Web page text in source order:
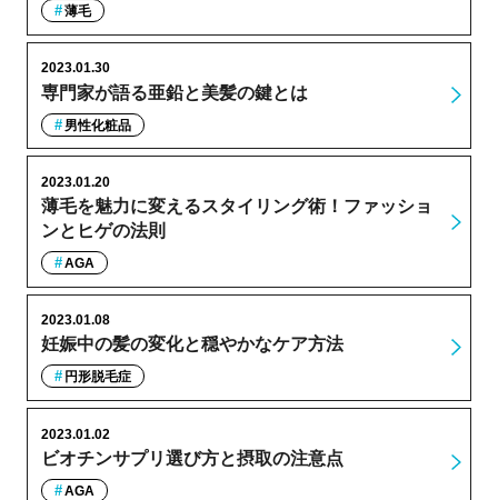
薄毛
専門家が語る亜鉛と美髪の鍵とは
2023.01.30
男性化粧品
薄毛を魅力に変えるスタイリング術！ファッショ
ンとヒゲの法則
2023.01.20
AGA
妊娠中の髪の変化と穏やかなケア方法
2023.01.08
円形脱毛症
ビオチンサプリ選び方と摂取の注意点
2023.01.02
AGA